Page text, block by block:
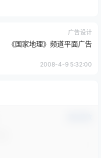
广告设计
《国家地理》频道平面广告
2008-4-9 5:32:00